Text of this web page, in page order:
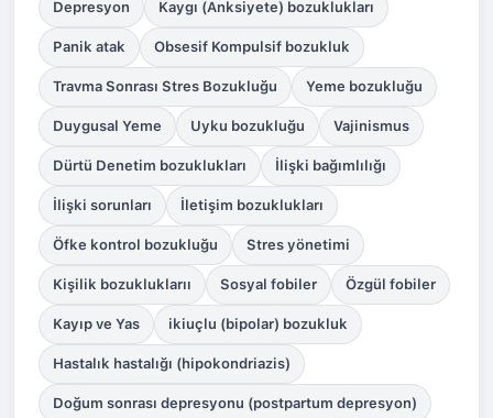
Depresyon Kaygı (Anksiyete) bozuklukları
Panik atak Obsesif Kompulsif bozukluk
Travma Sonrası Stres Bozukluğu Yeme bozukluğu
Duygusal Yeme Uyku bozukluğu Vajinismus
Dürtü Denetim bozuklukları İlişki bağımlılığı
İlişki sorunları İletişim bozuklukları
Öfke kontrol bozukluğu Stres yönetimi
Kişilik bozukluklarıı Sosyal fobiler Özgül fobiler
Kayıp ve Yas ikiuçlu (bipolar) bozukluk
Hastalık hastalığı (hipokondriazis)
Doğum sonrası depresyonu (postpartum depresyon)